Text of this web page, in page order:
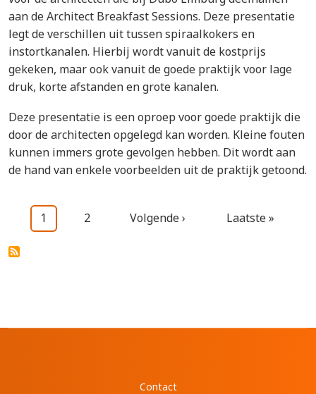
aan de Architect Breakfast Sessions. Deze presentatie
legt de verschillen uit tussen spiraalkokers en
instortkanalen. Hierbij wordt vanuit de kostprijs
gekeken, maar ook vanuit de goede praktijk voor lage
druk, korte afstanden en grote kanalen.
Deze presentatie is een oproep voor goede praktijk die
door de architecten opgelegd kan worden. Kleine fouten
kunnen immers grote gevolgen hebben. Dit wordt aan
de hand van enkele voorbeelden uit de praktijk getoond.
Paginering
Huidige pagina
1 Pagina
2 Volgende pagina
Volgende › Laatste pagina
Laatste »
Contact